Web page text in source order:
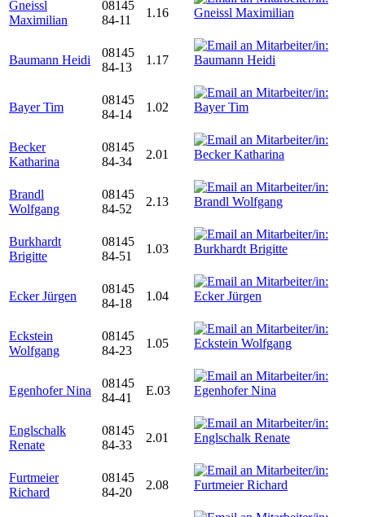
Gneissl
Maximilian
08145
84-11
1.16
Baumann Heidi
08145
84-13
1.17
Bayer Tim
08145
84-14
1.02
Becker
Katharina
08145
84-34
2.01
Brandl
Wolfgang
08145
84-52
2.13
Burkhardt
Brigitte
08145
84-51
1.03
Ecker Jürgen
08145
84-18
1.04
Eckstein
Wolfgang
08145
84-23
1.05
Egenhofer Nina
08145
84-41
E.03
Englschalk
Renate
08145
84-33
2.01
Furtmeier
Richard
08145
84-20
2.08